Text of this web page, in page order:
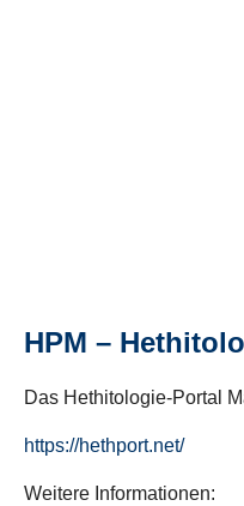
HPM –
Das Hethitologie-Portal
https://hethport.net/
Weitere Informationen: